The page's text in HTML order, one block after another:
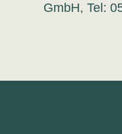
GmbH, Tel: